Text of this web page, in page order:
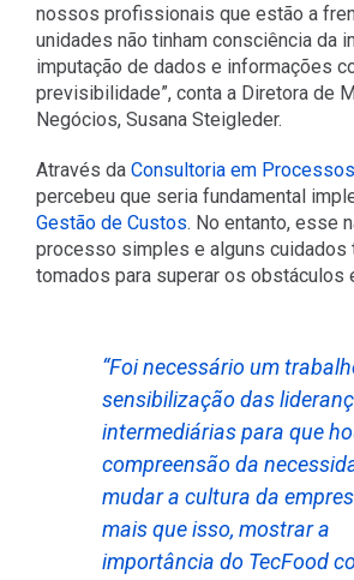
nossos profissionais que estão a
unidades não tinham consciência da
imputação de dados e informações
previsibilidade”, conta a Diretora de
Negócios, Susana Steigleder.
Através da Consultoria em Processos
percebeu que seria fundamental
Gestão de Custos. No entanto, esse
processo simples e alguns cuidados
tomados para superar os obstáculos
“Foi necessário um
sensibilização das
intermediárias para que
compreensão da
mudar a cultura da
mais que isso, mostrar a
importância do TecFood